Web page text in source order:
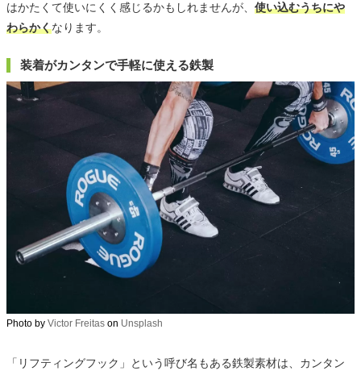
はかたくて使いにくく感じるかもしれませんが、 使い込むうちにや
わらかくなります。
装着がカンタンで手軽に使える鉄製
Photo by Victor Freitas on Unsplash
「リフティングフック」という呼び名もある鉄製素材は、カンタン